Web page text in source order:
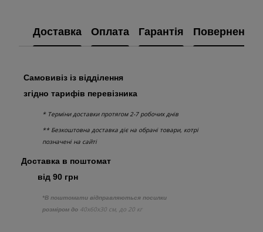
Доставка Оплата Гарантія Повернення
Самовивіз із відділення
згідно тарифів перевізника
* Терміни доставки протягом 2-7 робочих днів
** Безкоштовна доставка діє на обрані товари, котрі
позначені на сайті
Доставка в поштомат
від 90 грн
*В поштомати відправляються посилки
розміром до 40х60х30 см, до 20 кг